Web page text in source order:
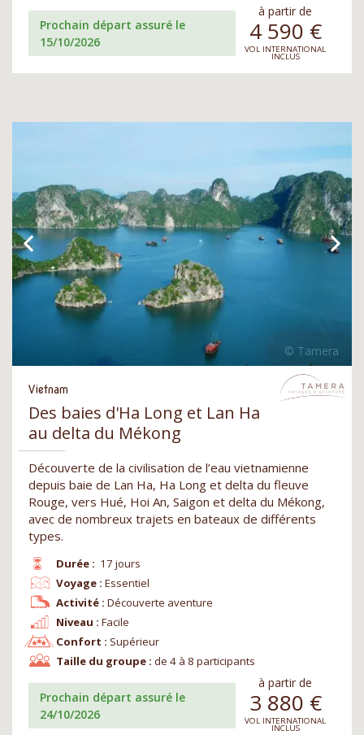
Prochain départ assuré le
15/10/2026
à partir de
4 590 €
VOL INTERNATIONAL
INCLUS
Vietnam
Des baies d'Ha Long et Lan Ha
au delta du Mékong
Découverte de la civilisation de l’eau vietnamienne
depuis baie de Lan Ha, Ha Long et delta du fleuve
Rouge, vers Hué, Hoi An, Saigon et delta du Mékong,
avec de nombreux trajets en bateaux de différents
types.
Durée : 17 jours
Niveau : Facile
Voyage : Essentiel
Confort : Supérieur
Activité : Découverte aventure
Taille du groupe : de 4 à 8 participants
Prochain départ assuré le
24/10/2026
à partir de
3 880 €
VOL INTERNATIONAL
INCLUS